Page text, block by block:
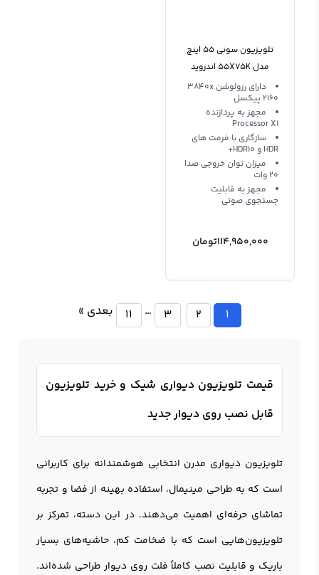
تلویزیون سونی 55 اینچ
مدل 55X75K اندروید
دارای رزولوشن 3840x
2160 پیکسل
مجهز به پردازنده
Processor X1
سازگاری با فرمت های
HDR و HDR10+
میزان توان خروجی صدا
20 وات
مجهز به قابلیت
جستجوی صوتی
114,950,000تومان
1
2
3
…
11 بعدی »
قیمت تلویزیون دیواری شیک و خرید تلویزیون
قابل نصب روی دیوار جدید
تلویزیون دیواری مدرن انتخابی هوشمندانه برای کاربرانی
است که به طراحی مینیمال، استفاده بهینه از فضا و تجربه
تماشای حرفه‌ای اهمیت می‌دهند. در این دسته، تمرکز بر
تلویزیون‌هایی است که با ضخامت کم، حاشیه‌های بسیار
باریک و قابلیت نصب کاملاً فلت روی دیوار طراحی شده‌اند.